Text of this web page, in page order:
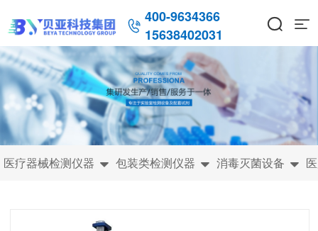
 400-9634366
15638402031
 
医疗器械检测仪器  包装类检测仪器  消毒灭菌设备 